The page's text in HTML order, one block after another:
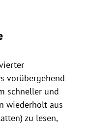
vorübergehend
schneller und
wiederholt aus
zu lesen,